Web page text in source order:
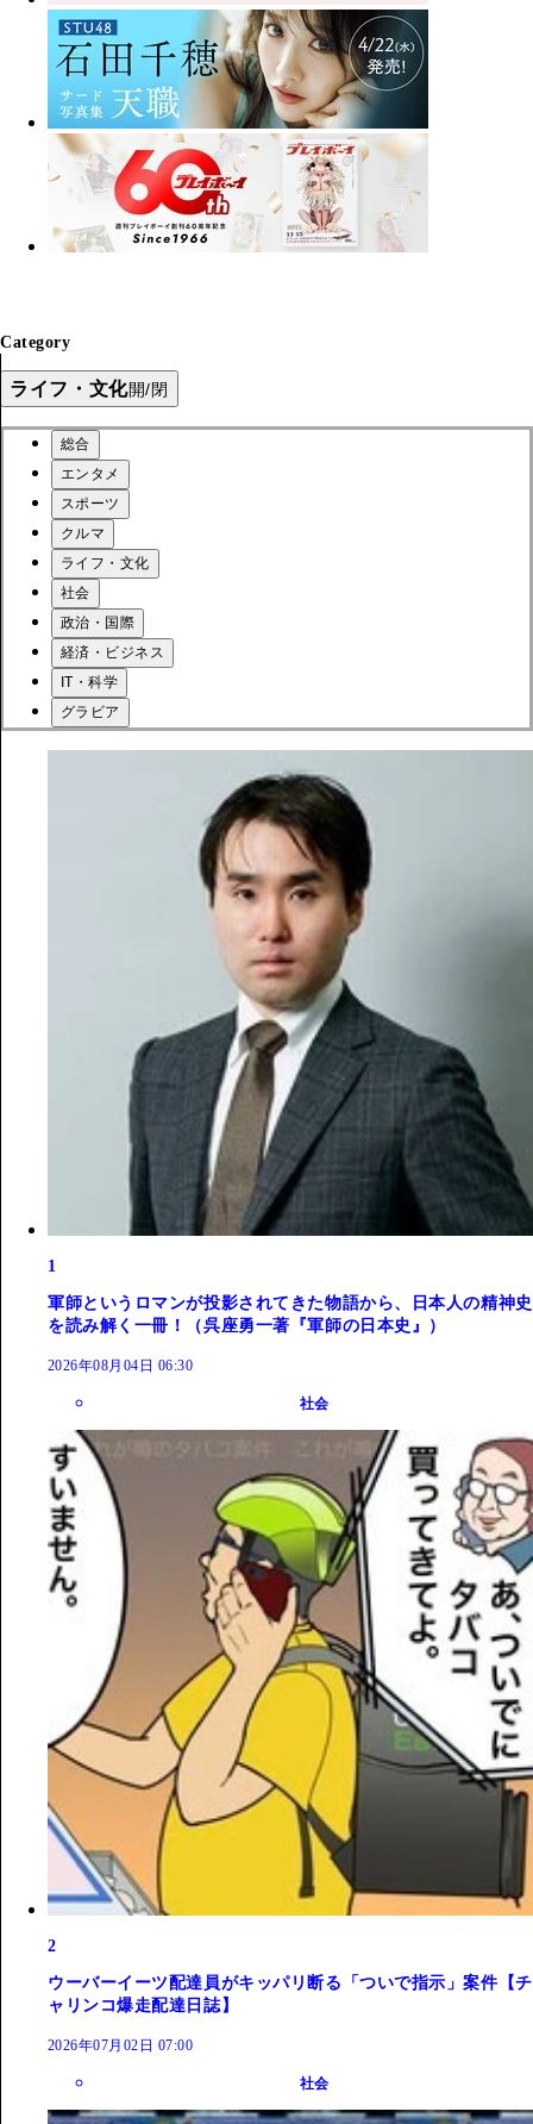
Category
ライフ・文化開/閉
総合
エンタメ
スポーツ
クルマ
ライフ・文化
社会
政治・国際
経済・ビジネス
IT・科学
グラビア
1
軍師というロマンが投影されてきた物語から、日本人の精神史
を読み解く一冊！（呉座勇一著『軍師の日本史』）
2026年08月04日 06:30
社会
2
ウーバーイーツ配達員がキッパリ断る「ついで指示」案件【チ
ャリンコ爆走配達日誌】
2026年07月02日 07:00
社会